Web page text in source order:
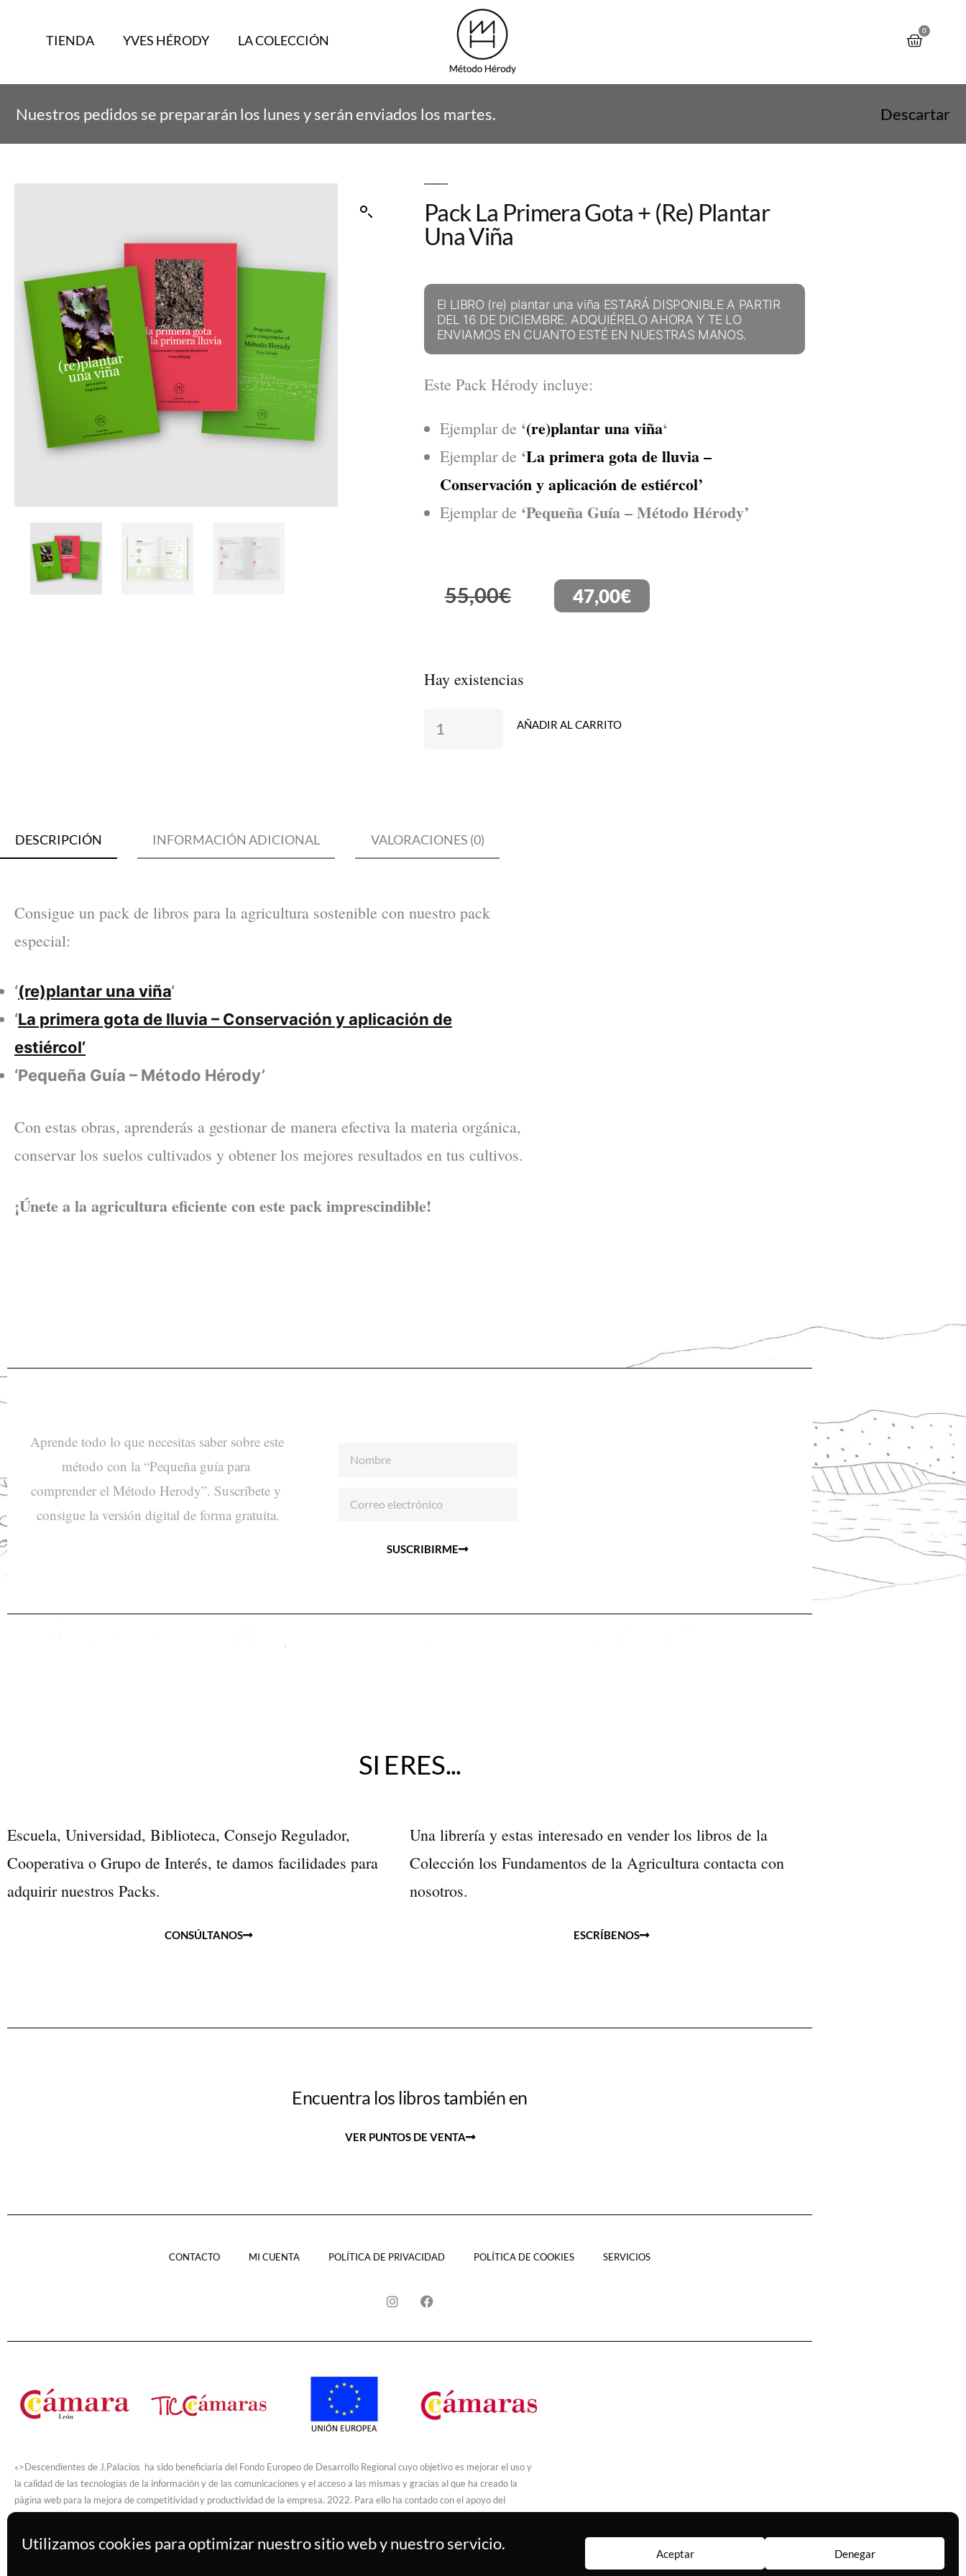
Utilizamos cookies para optimizar nuestro sitio web y nuestro servicio.
Aceptar Denegar
Nuestros pedidos se prepararán los lunes y serán enviados los martes. Descartar
TIENDA YVES HÉRODY LA COLECCIÓN
0
Inicio/Colección los Fundamentos de la Agricultura/ Pack la primera gota + (re) plantar una viña
Pack La Primera Gota + (re) Plantar
Una Viña
El LIBRO (re) plantar una viña ESTARÁ DISPONIBLE A PARTIR
DEL 16 DE DICIEMBRE. ADQUIÉRELO AHORA Y TE LO
ENVIAMOS EN CUANTO ESTÉ EN NUESTRAS MANOS.
Este Pack Hérody incluye:
Ejemplar de ‘(re)plantar una viña‘
Ejemplar de ‘La primera gota de lluvia –
Conservación y aplicación de estiércol’
Ejemplar de ‘Pequeña Guía – Método Hérody’
55,00€ 47,00€
Hay existencias
AÑADIR AL CARRITO
DESCRIPCIÓN INFORMACIÓN ADICIONAL VALORACIONES (0)
Consigue un pack de libros para la agricultura sostenible con nuestro pack
especial:
‘(re)plantar una viña‘
‘La primera gota de lluvia – Conservación y aplicación de
estiércol’
‘Pequeña Guía – Método Hérody’
Con estas obras, aprenderás a gestionar de manera efectiva la materia orgánica,
conservar los suelos cultivados y obtener los mejores resultados en tus cultivos.
¡Únete a la agricultura eficiente con este pack imprescindible!
Aprende todo lo que necesitas saber sobre este
método con la “Pequeña guía para
comprender el Método Herody”. Suscríbete y
consigue la versión digital de forma gratuita.
SUSCRIBIRME
SI ERES...
Escuela, Universidad, Biblioteca, Consejo Regulador,
Cooperativa o Grupo de Interés, te damos facilidades para
adquirir nuestros Packs.
CONSÚLTANOS
Una librería y estas interesado en vender los libros de la
Colección los Fundamentos de la Agricultura contacta con
nosotros.
ESCRÍBENOS
Encuentra los libros también en
VER PUNTOS DE VENTA
CONTACTO MI CUENTA POLÍTICA DE PRIVACIDAD POLÍTICA DE COOKIES SERVICIOS
«>Descendientes de J.Palacios  ha sido beneficiaria del Fondo Europeo de Desarrollo Regional cuyo objetivo es mejorar el uso y
la calidad de las tecnologías de la información y de las comunicaciones y el acceso a las mismas y gracias al que ha creado la
página web para la mejora de competitividad y productividad de la empresa. 2022. Para ello ha contado con el apoyo del
Programa TICCámaras  de la Cámara de Comercio de León.